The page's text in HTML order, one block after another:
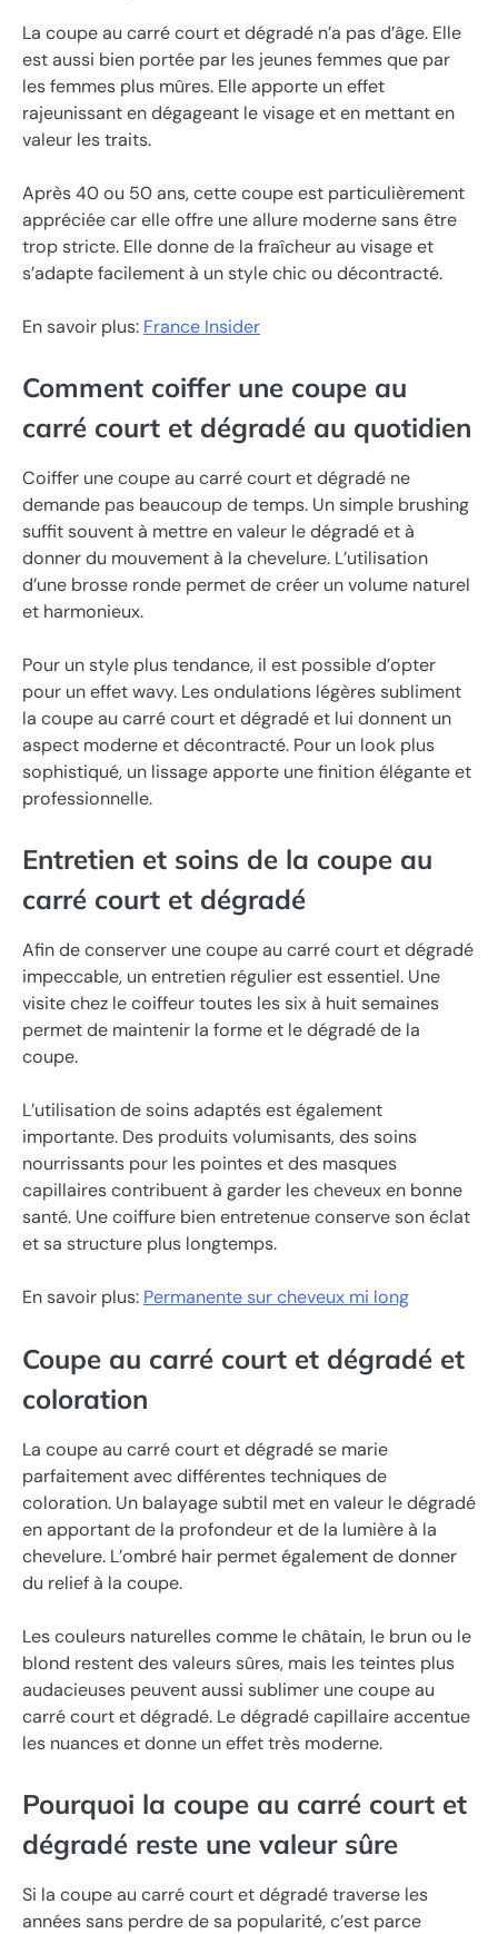
La coupe au carré court et dégradé n’a pas d’âge. Elle
est aussi bien portée par les jeunes femmes que par
les femmes plus mûres. Elle apporte un effet
rajeunissant en dégageant le visage et en mettant en
valeur les traits.
Après 40 ou 50 ans, cette coupe est particulièrement
appréciée car elle offre une allure moderne sans être
trop stricte. Elle donne de la fraîcheur au visage et
s’adapte facilement à un style chic ou décontracté.
En savoir plus: France Insider
Comment coiffer une coupe au
carré court et dégradé au quotidien
Coiffer une coupe au carré court et dégradé ne
demande pas beaucoup de temps. Un simple brushing
suffit souvent à mettre en valeur le dégradé et à
donner du mouvement à la chevelure. L’utilisation
d’une brosse ronde permet de créer un volume naturel
et harmonieux.
Pour un style plus tendance, il est possible d’opter
pour un effet wavy. Les ondulations légères subliment
la coupe au carré court et dégradé et lui donnent un
aspect moderne et décontracté. Pour un look plus
sophistiqué, un lissage apporte une finition élégante et
professionnelle.
Entretien et soins de la coupe au
carré court et dégradé
Afin de conserver une coupe au carré court et dégradé
impeccable, un entretien régulier est essentiel. Une
visite chez le coiffeur toutes les six à huit semaines
permet de maintenir la forme et le dégradé de la
coupe.
L’utilisation de soins adaptés est également
importante. Des produits volumisants, des soins
nourrissants pour les pointes et des masques
capillaires contribuent à garder les cheveux en bonne
santé. Une coiffure bien entretenue conserve son éclat
et sa structure plus longtemps.
En savoir plus: Permanente sur cheveux mi long
Coupe au carré court et dégradé et
coloration
La coupe au carré court et dégradé se marie
parfaitement avec différentes techniques de
coloration. Un balayage subtil met en valeur le dégradé
en apportant de la profondeur et de la lumière à la
chevelure. L’ombré hair permet également de donner
du relief à la coupe.
Les couleurs naturelles comme le châtain, le brun ou le
blond restent des valeurs sûres, mais les teintes plus
audacieuses peuvent aussi sublimer une coupe au
carré court et dégradé. Le dégradé capillaire accentue
les nuances et donne un effet très moderne.
Pourquoi la coupe au carré court et
dégradé reste une valeur sûre
Si la coupe au carré court et dégradé traverse les
années sans perdre de sa popularité, c’est parce